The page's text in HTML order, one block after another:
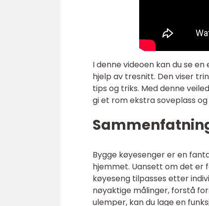
I denne videoen kan du se
hjelp av tresnitt. Den viser
tips og triks. Med denne
gi et rom ekstra soveplass og
Bygge køyesenger er en
hjemmet. Uansett om det er
køyeseng tilpasses etter
nøyaktige målinger, forstå
ulemper, kan du lage en